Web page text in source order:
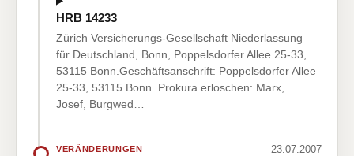
HRB 14233
Zürich Versicherungs-Gesellschaft Niederlassung
für Deutschland, Bonn, Poppelsdorfer Allee 25-33,
53115 Bonn.Geschäftsanschrift: Poppelsdorfer Allee
25-33, 53115 Bonn. Prokura erloschen: Marx,
Josef, Burgwed…
VERÄNDERUNGEN 23.07.2007